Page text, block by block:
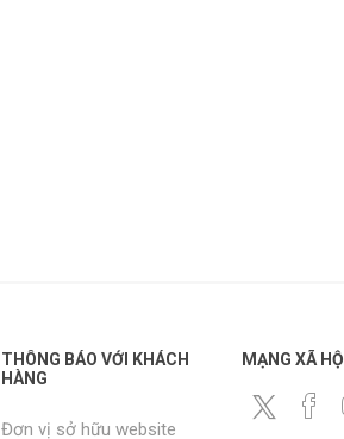
THÔNG BÁO VỚI KHÁCH
HÀNG
Đơn vị sở hữu website
MẠNG XÃ HỘI